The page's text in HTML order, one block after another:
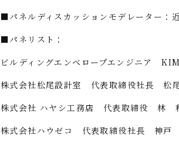
■パネルディスカッションモデレーター：
■パネリスト：
ビルディングエンベロープエンジニア
株式会社松尾設計室 代表取締役社長
株式会社 ハヤシ工務店 代表取締役 林
株式会社ハウゼコ 代表取締役社長 神戸